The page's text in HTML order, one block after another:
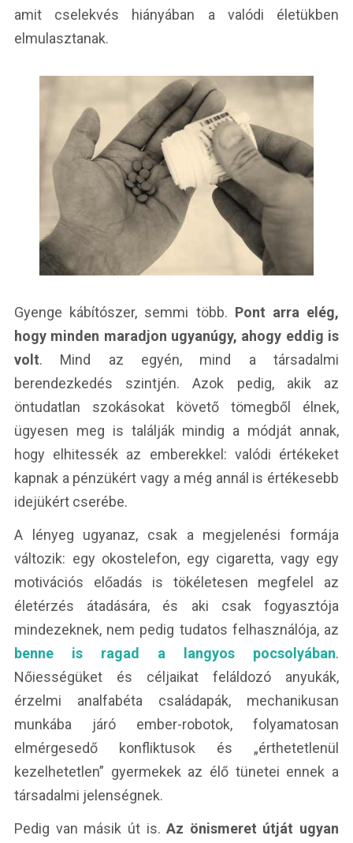
amit cselekvés hiányában a valódi életükben
elmulasztanak.
Gyenge kábítószer, semmi több. Pont arra elég,
hogy minden maradjon ugyanúgy, ahogy eddig is
volt. Mind az egyén, mind a társadalmi
berendezkedés szintjén. Azok pedig, akik az
öntudatlan szokásokat követő tömegből élnek,
ügyesen meg is találják mindig a módját annak,
hogy elhitessék az emberekkel: valódi értékeket
kapnak a pénzükért vagy a még annál is értékesebb
idejükért cserébe.
A lényeg ugyanaz, csak a megjelenési formája
változik: egy okostelefon, egy cigaretta, vagy egy
motivációs előadás is tökéletesen megfelel az
életérzés átadására, és aki csak fogyasztója
mindezeknek, nem pedig tudatos felhasználója, az
benne is ragad a langyos pocsolyában.
Nőiességüket és céljaikat feláldozó anyukák,
érzelmi analfabéta családapák, mechanikusan
munkába járó ember-robotok, folyamatosan
elmérgesedő konfliktusok és „érthetetlenül
kezelhetetlen” gyermekek az élő tünetei ennek a
társadalmi jelenségnek.
Pedig van másik út is.Az önismeret útját ugyan